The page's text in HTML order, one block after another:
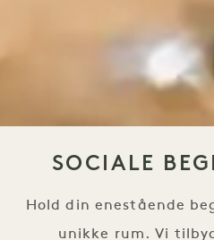
SOCIALE
Hold din enestående
unikke rum. Vi